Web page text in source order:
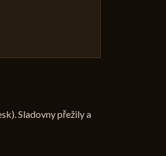
Sladovny přežily a